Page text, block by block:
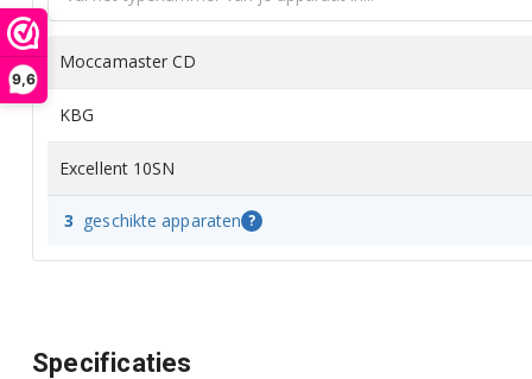
9,6
Moccamaster CD
KBG
Excellent 10SN
3 geschikte apparaten ?
Specificaties